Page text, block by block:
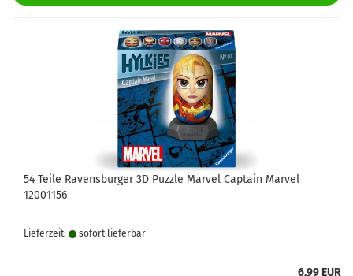
54 Teile Ravensburger 3D Puzzle Marvel Captain Marvel
12001156
Lieferzeit: sofort lie­fer­bar
6,99 EUR